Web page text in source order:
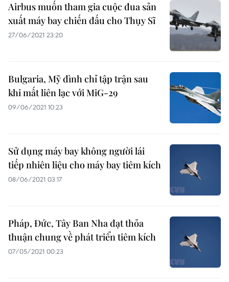
Airbus muốn tham gia cuộc đua sản
xuất máy bay chiến đấu cho Thụy Sĩ
27/06/2021 23:20
Bulgaria, Mỹ đình chỉ tập trận sau
khi mất liên lạc với MiG-29
09/06/2021 10:23
Sử dụng máy bay không người lái
tiếp nhiên liệu cho máy bay tiêm kích
08/06/2021 03:17
Pháp, Đức, Tây Ban Nha đạt thỏa
thuận chung về phát triển tiêm kích
07/05/2021 00:23